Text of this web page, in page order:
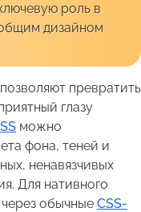
роль в
дизайном
позволяют превратить
глазу
можно
фона, теней и
ненавязчивых
Для нативного
обычные CSS-